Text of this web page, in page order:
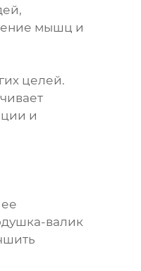
мышц и
целей.
и
валик